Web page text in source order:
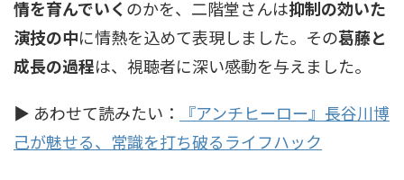
情を育んでいく のかを、二階堂さんは抑制の効いた
演技の中に情熱を込めて表現しました。その葛藤と
成長の過程は、視聴者に深い感動を与えました。
▶ あわせて読みたい：
『アンチヒーロー』長谷川博
己が魅せる、常識を打ち破るライフハック